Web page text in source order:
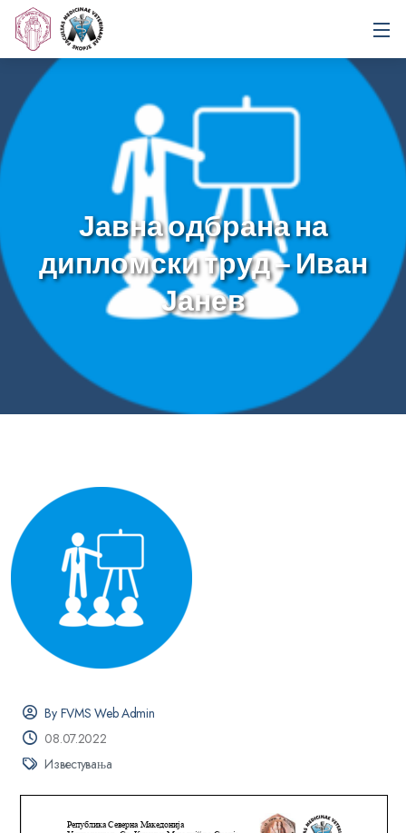
Јавна одбрана на
дипломски труд – Иван
Јанев
By FVMS Web Admin
08.07.2022
Известувања